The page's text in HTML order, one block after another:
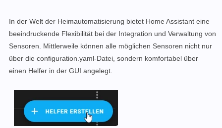
In der Welt der Heimautomatisierung bietet Home Assistant eine
beeindruckende Flexibilität bei der Integration und Verwaltung von
Sensoren. Mittlerweile können alle möglichen Sensoren nicht nur
über die configuration.yaml-Datei, sondern komfortabel über
einen Helfer in der GUI angelegt.